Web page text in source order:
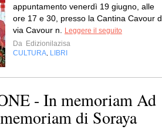
appuntamento venerdì 19 giugno, alle
ore 17 e 30, presso la Cantina Cavour
via Cavour n.
Leggere il seguito
Da Edizionilazisa
CULTURA LIBRI
- In memoriam Ad
di Soraya